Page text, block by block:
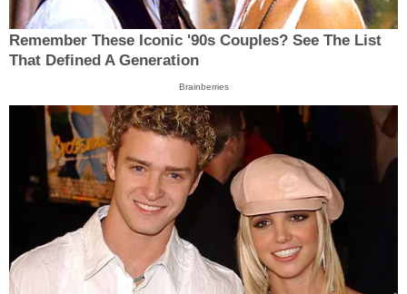
Remember These Iconic '90s Couples? See The List
That Defined A Generation
Brainberries